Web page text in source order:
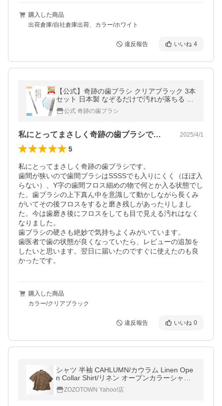
購入した商品
出荷倉庫/自社倉庫出荷、カラー/ホワイト
違反報告 いいね 4
【公式】奇跡の歯ブラシ クリアブラック 3本
セット 日本製 なぞるだけで汚れが落ちる 隙
間にフィット オーラルケア ハブラシ
公式 奇跡の歯ブラシ
私にとってまさしく奇跡の歯ブラシです。… 2025/4/1
5
私にとってまさしく奇跡の歯ブラシです。
歯間が狭いので歯間ブラシはSSSSでも入りにくく（ほぼ入
らない）、Y字の歯間フロス細めの物で何とか入る状態でし
た。歯ブラシの上下真ん中を意識して動かしながら長くみ
がいてその後フロスをすると磨き残しがあったりしまし
た。今は歯磨き後にフロスをしても目で見える汚れはなく
なりました。
歯ブラシの硬さも絶妙で気持ちよくみがいています。
歯医者で歯の状態が良くなっていたら、レビューの追加を
したいと思います。翌日に届いたのですぐに使えたのも良
かったです。
購入した商品
カラー/クリアブラック
違反報告 いいね 0
シャツ 半袖 CAHLUMN/カウラム Linen Ope
n Collar Shirt/リネン オープンカラーシャツ
メンズ
ZOZOTOWN Yahoo!店